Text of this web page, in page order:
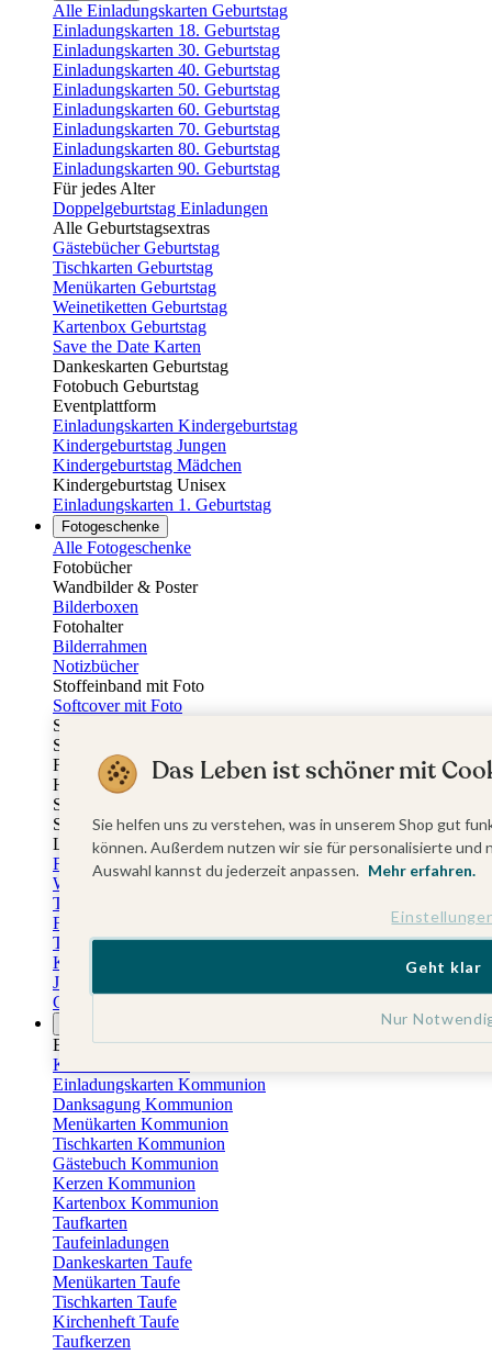
Alle Einladungskarten Geburtstag
Einladungskarten 18. Geburtstag
Einladungskarten 30. Geburtstag
Einladungskarten 40. Geburtstag
Einladungskarten 50. Geburtstag
Einladungskarten 60. Geburtstag
Einladungskarten 70. Geburtstag
Einladungskarten 80. Geburtstag
Einladungskarten 90. Geburtstag
Für jedes Alter
Doppelgeburtstag Einladungen
Alle Geburtstagsextras
Gästebücher Geburtstag
Tischkarten Geburtstag
Menükarten Geburtstag
Weinetiketten Geburtstag
Kartenbox Geburtstag
Save the Date Karten
Dankeskarten Geburtstag
Fotobuch Geburtstag
Eventplattform
Einladungskarten Kindergeburtstag
Kindergeburtstag Jungen
Kindergeburtstag Mädchen
Kindergeburtstag Unisex
Einladungskarten 1. Geburtstag
Fotogeschenke
Alle Fotogeschenke
Fotobücher
Wandbilder & Poster
Bilderboxen
Fotohalter
Bilderrahmen
Notizbücher
Stoffeinband mit Foto
Softcover mit Foto
Stoffeinband mit Veredelung
Softcover mit Veredelung
Fotobücher
Hardcover
Softcover
Stoffeinband
Layflat
Fotokalender
Wandkalender
Tischkalender
Familienkalender
Terminkalender
Küchenkalender
Jahresplaner
Geburtstagskalender
Eventplattform
Kommunionskarten
Einladungskarten Kommunion
Danksagung Kommunion
Menükarten Kommunion
Tischkarten Kommunion
Gästebuch Kommunion
Kerzen Kommunion
Kartenbox Kommunion
Taufkarten
Taufeinladungen
Dankeskarten Taufe
Menükarten Taufe
Tischkarten Taufe
Kirchenheft Taufe
Taufkerzen
Das Leben ist schöner mit
Sie helfen uns zu verstehen, was in unserem Shop gut
können. Außerdem nutzen wir sie für personalisierte
Auswahl kannst du jederzeit anpassen. Mehr erfahren.
Nur
Geht klar